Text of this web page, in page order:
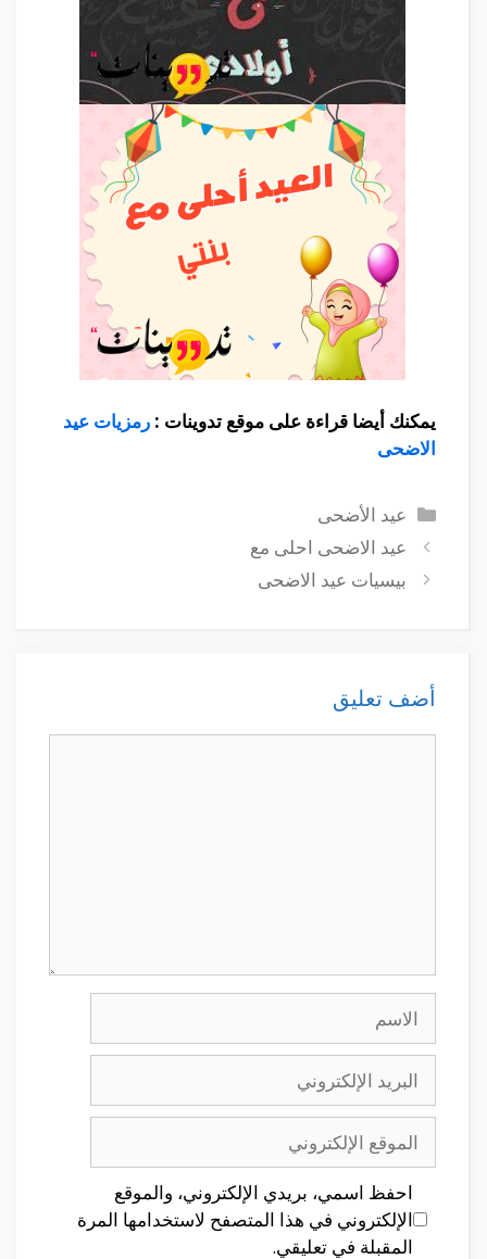
يمكنك أيضا قراءة على موقع تدوينات : رمزيات عيد
الاضحى
التصنيفات
عيد الأضحى
عيد الاضحى احلى مع
بيسيات عيد الاضحى
أضف تعليق
الاسم
البريد
الإلكتروني
الموقع
الإلكتروني
احفظ اسمي، بريدي الإلكتروني، والموقع
الإلكتروني في هذا المتصفح لاستخدامها المرة
المقبلة في تعليقي.